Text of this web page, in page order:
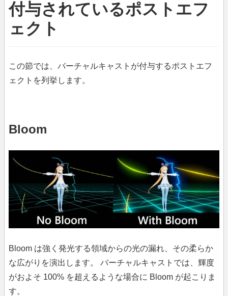
付与されているポストエフ
ェクト
この節では、バーチャルキャストが付与するポストエフ
ェクトを列挙します。
Bloom
Bloom は強く発光する領域からの光の漏れ、その柔らか
な広がりを演出します。 バーチャルキャストでは、輝度
がおよそ 100% を超えるような場合に Bloom が起こりま
す。